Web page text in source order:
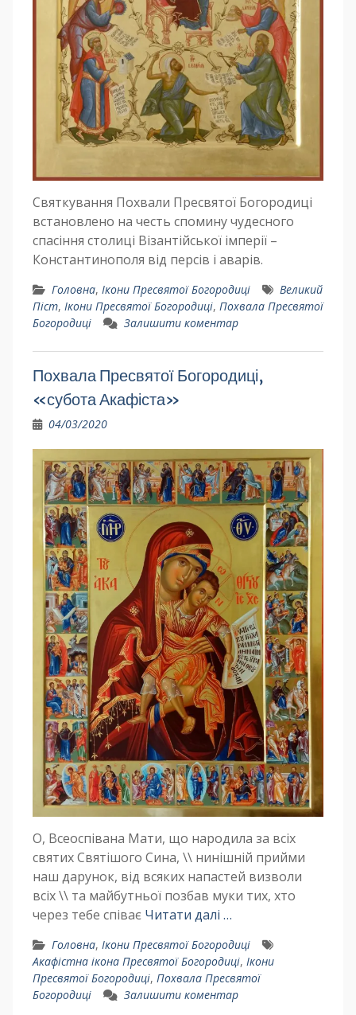
Святкування Похвали Пресвятої Богородиці
встановлено на честь спомину чудесного
спасіння столиці Візантійської імперії –
Константинополя від персів і аварів.
Головна, Ікони Пресвятої Богородиці
Великий
Піст, Ікони Пресвятої Богородиці, Похвала Пресвятої
Богородиці
Залишити коментар
Похвала Пресвятої Богородиці,
«субота Акафіста»
04/03/2020
О, Всеоспівана Мати, що народила за всіх
святих Святішого Сина, \\ нинішній прийми
наш дарунок, від всяких напастей визволи
всіх \\ та майбутньої позбав муки тих, хто
через тебе співає Читати далі …
Головна, Ікони Пресвятої Богородиці
Акафістна ікона Пресвятої Богородиці, Ікони
Пресвятої Богородиці, Похвала Пресвятої
Богородиці
Залишити коментар